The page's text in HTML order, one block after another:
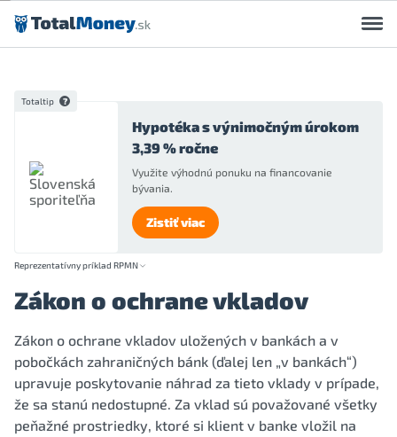
Preskočiť na obsah
Totaltip
Hypotéka s výnimočným úrokom
3,39 % ročne
Využite výhodnú ponuku na financovanie
bývania.
Zistiť viac
Reprezentatívny príklad RPMN
Zákon o ochrane vkladov
Zákon o ochrane vkladov uložených v bankách a v
pobočkách zahraničných bánk (ďalej len „v bankách“)
upravuje poskytovanie náhrad za tieto vklady v prípade,
že sa stanú nedostupné. Za vklad sú považované všetky
peňažné prostriedky, ktoré si klient v banke vložil na